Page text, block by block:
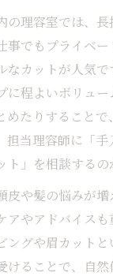
の理容室では、長
事でもプライベー
なカットが人気で
に程よいボリュ
めたりすること
担当理容師に「手
」を相談するの
皮や髪の悩みが
アやアドバイス
ングや眉カット
けることで、自